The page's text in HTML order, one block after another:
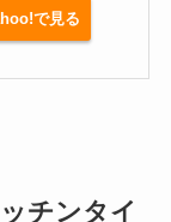
で見る
チンタイ